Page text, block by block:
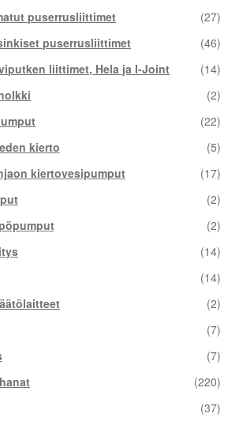
puserrusliittimet
(27)
puserrusliittimet
(46)
liittimet, Hela ja I-Joint
(14)
(2)
(22)
kierto
(5)
kiertovesipumput
(17)
(2)
(2)
(14)
(14)
(2)
(7)
(7)
(220)
(37)